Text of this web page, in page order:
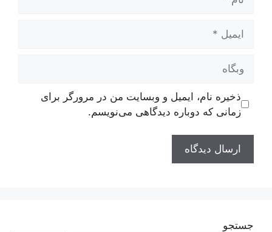
وبگاه
ذخیره نام، ایمیل و وبسایت من در مرورگر برای
زمانی که دوباره دیدگاهی می‌نویسم.
جستجو